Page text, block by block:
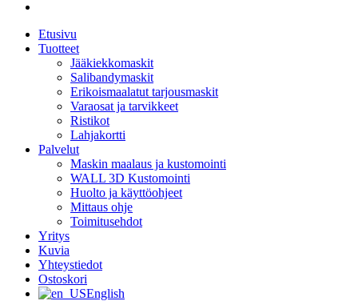
Etusivu
Tuotteet
Jääkiekkomaskit
Salibandymaskit
Erikoismaalatut tarjousmaskit
Varaosat ja tarvikkeet
Ristikot
Lahjakortti
Palvelut
Maskin maalaus ja kustomointi
WALL 3D Kustomointi
Huolto ja käyttöohjeet
Mittaus ohje
Toimitusehdot
Yritys
Kuvia
Yhteystiedot
Ostoskori
English